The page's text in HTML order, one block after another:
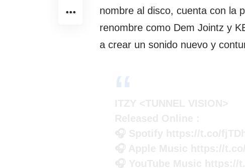
nombre al disco, cuenta con la
renombre como Dem Jointz y
a crear un sonido nuevo y